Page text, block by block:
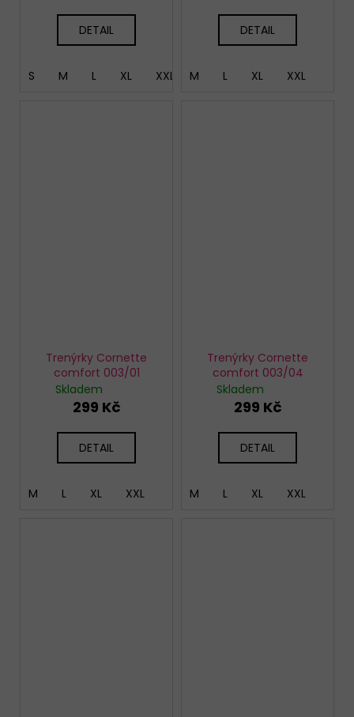
DETAIL
S M L XL XXL XXXL 5XL
DETAIL
M L XL XXL
Trenýrky Cornette
comfort 003/01
Skladem
299 Kč
DETAIL
M L XL XXL
Trenýrky Cornette
comfort 003/04
Skladem
299 Kč
DETAIL
M L XL XXL